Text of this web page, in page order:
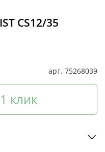
арт. 75268039
CS12/35
клик